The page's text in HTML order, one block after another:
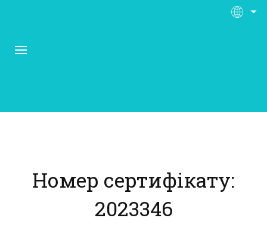
Матеріали
Нас підтримують
Номер сертифікату:
2023346